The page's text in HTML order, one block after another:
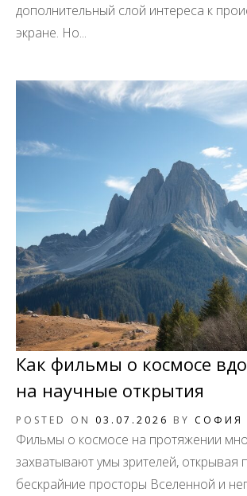
дополнительный слой интереса к
экране. Но...
Как фильмы о космосе
на научные открытия
POSTED ON 03.07.2026 BY СОФИЯ
Фильмы о космосе на протяжении
захватывают умы зрителей, открывая
бескрайние просторы Вселенной и